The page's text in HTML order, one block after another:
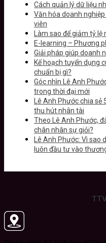
Cách quản lý dữ liệu
Văn hóa doanh
viên
Làm sao để giảm tỷ
E-learning – Phương
Giải pháp giúp doanh
Kế hoạch tuyển dụng
chuẩn bị gì?
Góc nhìn Lê Anh
trong thời đại mới
Lê Anh Phước chia
thu hút nhân tài
Theo Lê Anh Phước,
chân nhân sự giỏi?
Lê Anh Phước: Vì
luôn đầu tư vào